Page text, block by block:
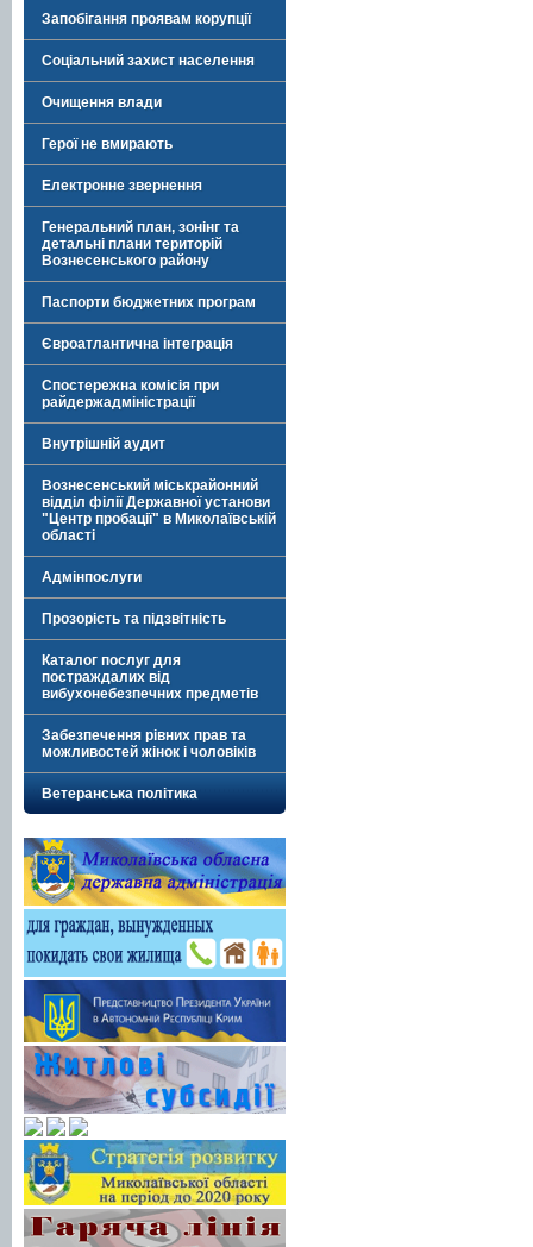
Запобігання проявам корупції
Соціальний захист населення
Очищення влади
Герої не вмирають
Електронне звернення
Генеральний план, зонінг та
детальні плани територій
Вознесенського району
Паспорти бюджетних програм
Євроатлантична інтеграція
Спостережна комісія при
райдержадміністрації
Внутрішній аудит
Вознесенський міськрайонний
відділ філії Державної установи
"Центр пробації" в Миколаївській
області
Адмінпослуги
Прозорість та підзвітність
Каталог послуг для
постраждалих від
вибухонебезпечних предметів
Забезпечення рівних прав та
можливостей жінок і чоловіків
Ветеранська політика